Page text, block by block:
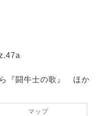
『闘牛士の歌』 ほか
マップ